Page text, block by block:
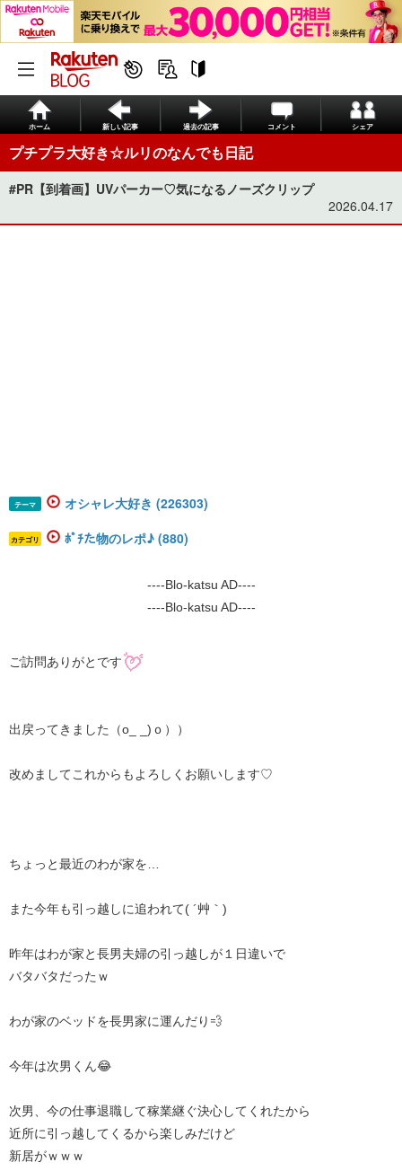
ホーム 新しい記事 過去の記事 コメント シェア
プチプラ大好き☆ルリのなんでも日記
#PR【到着画】UVパーカー♡気になるノーズクリップ
2026.04.17
テーマ オシャレ大好き (226303)
カテゴリ ﾎﾟﾁた物のレポ♪ (880)
----Blo-katsu AD----
----Blo-katsu AD----
ご訪問ありがとです
出戻ってきました（o_ _)ｏ））
改めましてこれからもよろしくお願いします♡
ちょっと最近のわが家を…
また今年も引っ越しに追われて( ´艸｀)
昨年はわが家と長男夫婦の引っ越しが１日違いで
バタバタだったｗ
わが家のベッドを長男家に運んだり💨
今年は次男くん😂
次男、今の仕事退職して稼業継ぐ決心してくれたから
近所に引っ越してくるから楽しみだけど
新居がｗｗｗ